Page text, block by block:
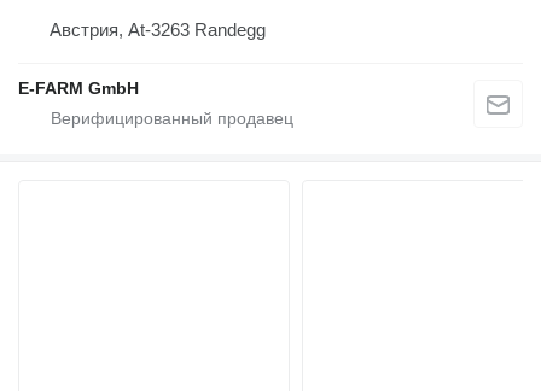
Австрия, At-3263 Randegg
E-FARM GmbH